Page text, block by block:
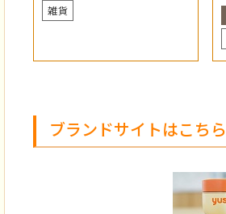
雑貨
ブランドサイトはこちら